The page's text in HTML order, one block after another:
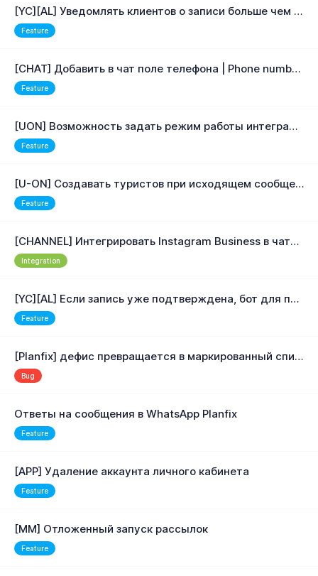
[YC][AL] Уведомлять клиентов о записи больше чем за 1 день ( предоставить выбор )
Feature
[CHAT] Добавить в чат поле телефона | Phone number now is avalaible in chat
Feature
[UON] Возможность задать режим работы интеграции на каждую группу отдельно
Feature
[U-ON] Создавать туристов при исходящем сообщении
Feature
[CHANNEL] Интегрировать Instagram Business в чаты и U-On
Integration
[YC][AL] Если запись уже подтверждена, бот для подтверждения не отправляет сообщение
Feature
[Planfix] дефис превращается в маркированный список
Bug
Ответы на сообщения в WhatsApp Planfix
Feature
[APP] Удаление аккаунта личного кабинета
Feature
[MM] Отложенный запуск рассылок
Feature